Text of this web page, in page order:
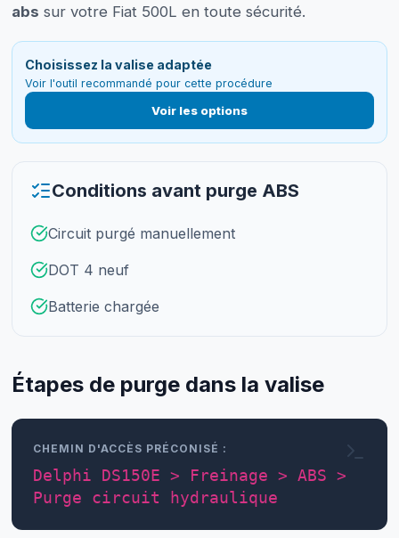
abs sur votre Fiat 500L en toute sécurité.
Choisissez la valise adaptée
Voir l'outil recommandé pour cette procédure
Voir les options
Conditions avant purge ABS
Circuit purgé manuellement
DOT 4 neuf
Batterie chargée
Étapes de purge dans la valise
CHEMIN D'ACCÈS PRÉCONISÉ :
Delphi DS150E > Freinage > ABS >
Purge circuit hydraulique